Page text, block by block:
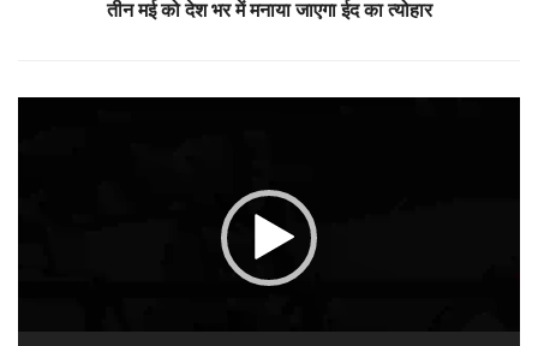
तीन मई को देश भर में मनाया जाएगा ईद का त्योहार